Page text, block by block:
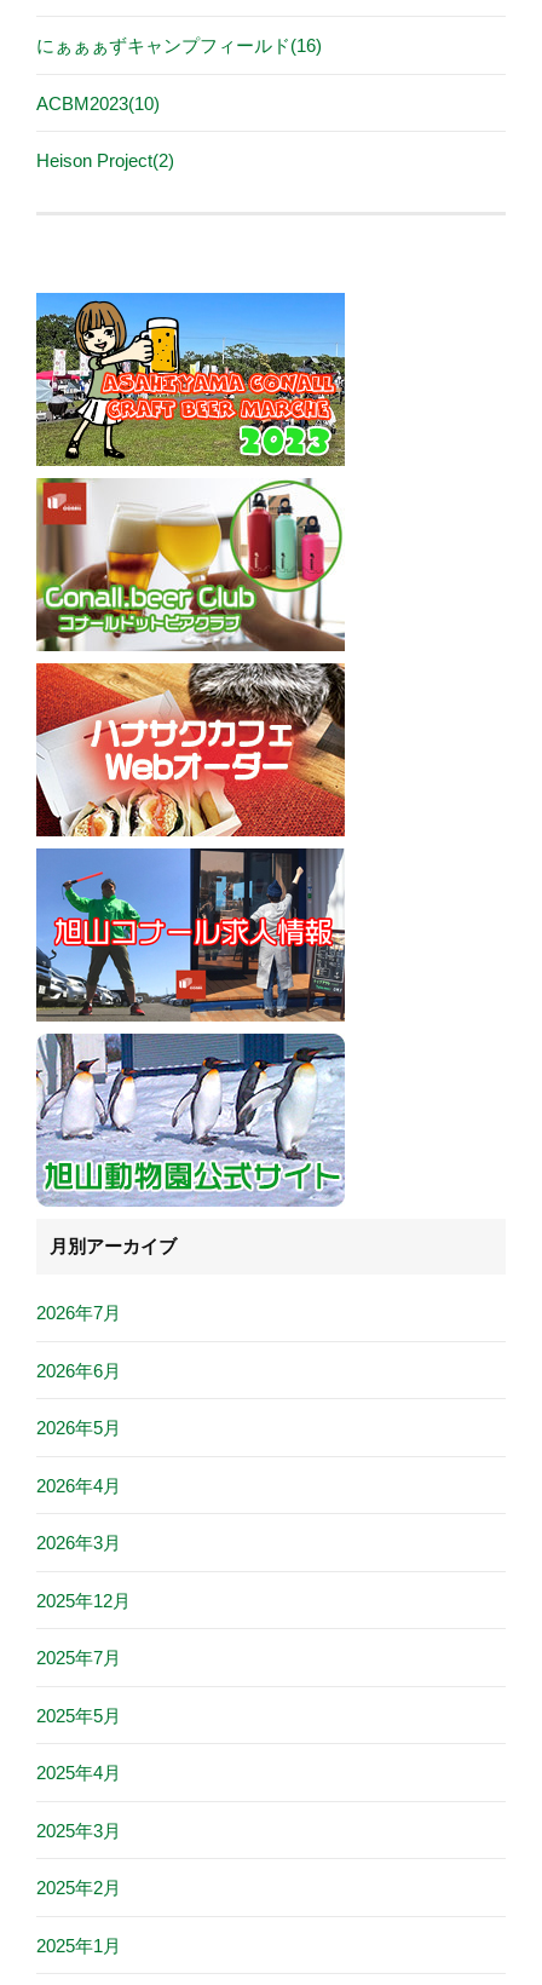
にぁぁぁずキャンプフィールド(16)
ACBM2023(10)
Heison Project(2)
月別アーカイブ
2026年7月
2026年6月
2026年5月
2026年4月
2026年3月
2025年12月
2025年7月
2025年5月
2025年4月
2025年3月
2025年2月
2025年1月